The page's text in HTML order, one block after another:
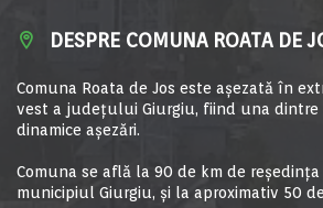
DESPRE COMUNA ROATA DE
Comuna Roata de Jos este aşezată în
vest a judeţului Giurgiu, fiind una dintre
dinamice aşezări.
Comuna se află la 90 de km de
municipiul Giurgiu, şi la aproximativ 50